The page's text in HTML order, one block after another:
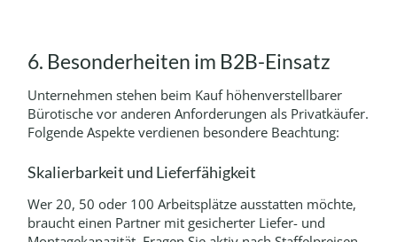
6. Besonderheiten im B2B-Einsatz
Unternehmen stehen beim Kauf höhenverstellbarer
Bürotische vor anderen Anforderungen als Privatkäufer.
Folgende Aspekte verdienen besondere Beachtung:
Skalierbarkeit und Lieferfähigkeit
Wer 20, 50 oder 100 Arbeitsplätze ausstatten möchte,
braucht einen Partner mit gesicherter Liefer- und